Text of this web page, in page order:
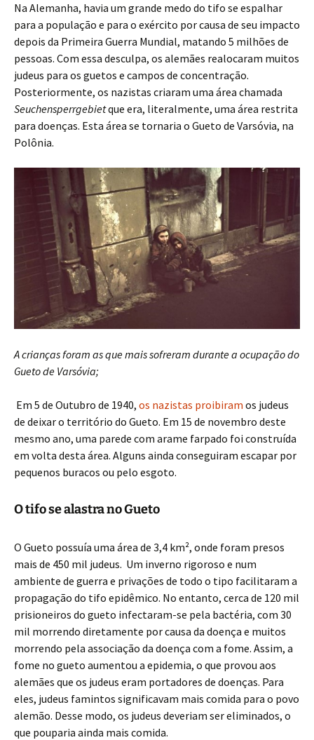
Na Alemanha, havia um grande medo do tifo se espalhar
para a população e para o exército por causa de seu impacto
depois da Primeira Guerra Mundial, matando 5 milhões de
pessoas. Com essa desculpa, os alemães realocaram muitos
judeus para os guetos e campos de concentração.
Posteriormente, os nazistas criaram uma área chamada
Seuchensperrgebietque era, literalmente, uma área restrita
para doenças. Esta área se tornaria o Gueto de Varsóvia, na
Polônia.
A crianças foram as que mais sofreram durante a ocupação do
Gueto de Varsóvia;
Em 5 de Outubro de 1940, os nazistas proibiram os judeus
de deixar o território do Gueto. Em 15 de novembro deste
mesmo ano, uma parede com arame farpado foi construída
em volta desta área. Alguns ainda conseguiram escapar por
pequenos buracos ou pelo esgoto.
O tifo se alastra no Gueto
O Gueto possuía uma área de 3,4 km², onde foram presos
mais de 450 mil judeus. Um inverno rigoroso e num
ambiente de guerra e privações de todo o tipo facilitaram a
propagação do tifo epidêmico. No entanto, cerca de 120 mil
prisioneiros do gueto infectaram-se pela bactéria, com 30
mil morrendo diretamente por causa da doença e muitos
morrendo pela associação da doença com a fome. Assim, a
fome no gueto aumentou a epidemia, o que provou aos
alemães que os judeus eram portadores de doenças. Para
eles, judeus famintos significavam mais comida para o povo
alemão. Desse modo, os judeus deveriam ser eliminados, o
que pouparia ainda mais comida.